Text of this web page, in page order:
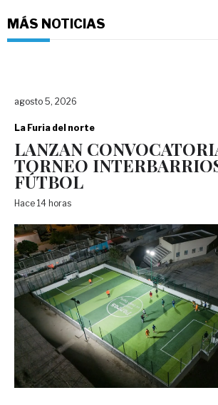
MÁS NOTICIAS
agosto 5, 2026
La Furia del norte
LANZAN
TORNEO
FÚTBOL
Hace 14 horas